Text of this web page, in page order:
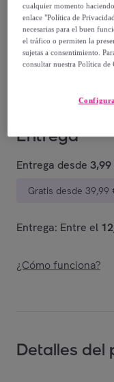
26,90 €
-70%
Vendido por
Entrega
Entrega desde
Gratis desde 39,99
Entrega: Entre el
¿Cómo funciona?
Detalles del
cualquier momento
enlace "Política de
necesarias para el buen
el tráfico o permiten la
sujetas a consentimiento.
consultar nuestra Política de